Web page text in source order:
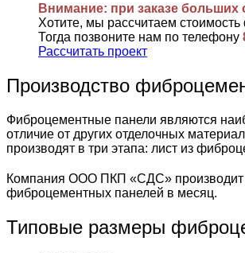
Внимание: при заказе
Хотите, мы рассчитаем
Тогда позвоните нам по телефону
Рассчитать проект
Производство
Фиброцементные панели являются
отличие от других отделочных
производят в три этапа: лист из
Компания ООО ПКП «СДС» производит
фиброцементных панелей в месяц.
Типовые размеры